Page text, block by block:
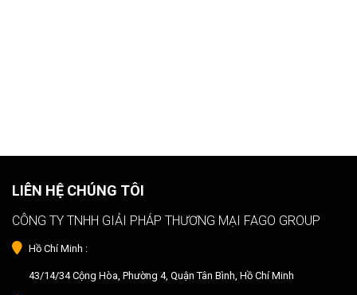
LIÊN HỆ CHÚNG TÔI
CÔNG TY TNHH GIẢI PHÁP THƯƠNG MẠI FAGO GROUP
Hồ Chí Minh :
43/14/34 Cộng Hòa, Phường 4, Quận Tân Bình, Hồ Chí Minh